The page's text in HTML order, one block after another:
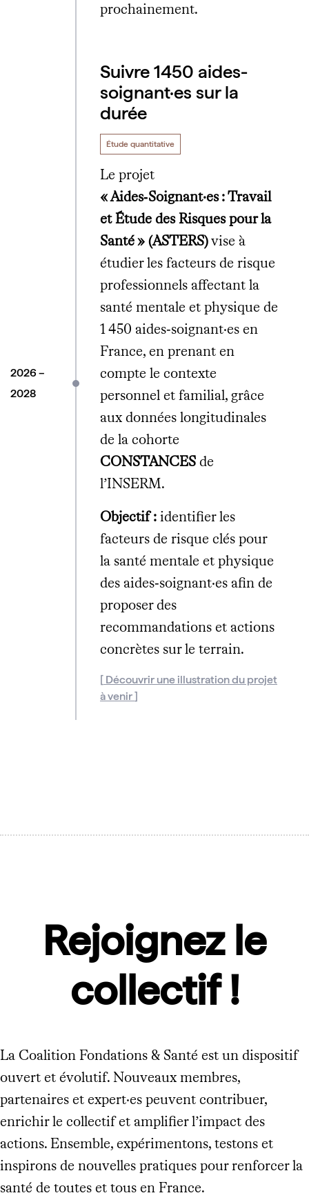
prochainement.
2026 –
2028
Suivre 1450 aides-
soignant·es sur la
durée
Étude quantitative
Le projet
« Aides‑Soignant·es : Travail
et Étude des Risques pour la
Santé » (ASTERS) vise à
étudier les facteurs de risque
professionnels affectant la
santé mentale et physique de
1 450 aides‑soignant·es en
France, en prenant en
compte le contexte
personnel et familial, grâce
aux données longitudinales
de la cohorte
CONSTANCES de
l’INSERM.
Objectif : identifier les
facteurs de risque clés pour
la santé mentale et physique
des aides‑soignant·es afin de
proposer des
recommandations et actions
concrètes sur le terrain.
Découvrir une illustration du projet
à venir
Rejoignez le
collectif !
La Coalition Fondations & Santé est un dispositif
ouvert et évolutif. Nouveaux membres,
partenaires et expert·es peuvent contribuer,
enrichir le collectif et amplifier l’impact des
actions. Ensemble, expérimentons, testons et
inspirons de nouvelles pratiques pour renforcer la
santé de toutes et tous en France.